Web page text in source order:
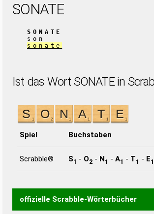
SONATE
SONATE
son
sonate
Ist das Wort SONATE in
Spiel Buchstaben
Scrabble® S1 - O2 - N1 - A1 - T1 - E1
offizielle Scrabble-Wörterbücher